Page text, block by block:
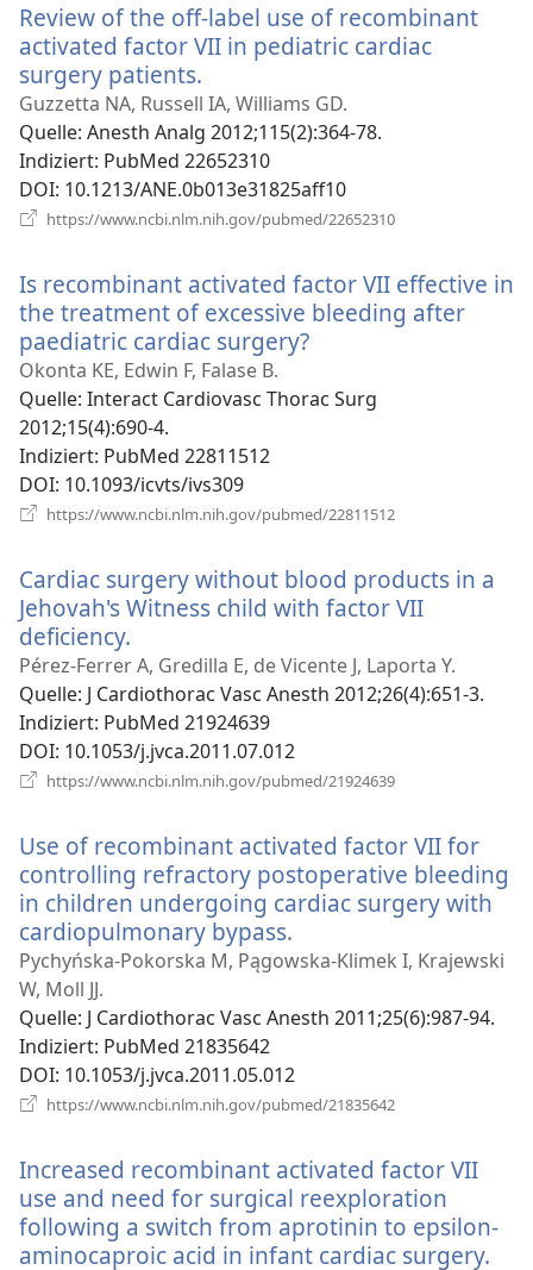
Review of the off-label use of recombinant
activated factor VII in pediatric cardiac
surgery patients.
neues
Fenster)
Guzzetta NA, Russell IA, Williams GD.
Quelle‎: Anesth Analg 2012;115(2):364-78.
Indiziert‎: PubMed 22652310
DOI‎: 10.1213/ANE.0b013e31825aff10
https://www.ncbi.nlm.nih.gov/pubmed/22652310
Is recombinant activated factor VII effective in
the treatment of excessive bleeding after
paediatric cardiac surgery?
Fenster)
Okonta KE, Edwin F, Falase B.
Quelle‎: Interact Cardiovasc Thorac Surg
2012;15(4):690-4.
Indiziert‎: PubMed 22811512
DOI‎: 10.1093/icvts/ivs309
https://www.ncbi.nlm.nih.gov/pubmed/22811512
Cardiac surgery without blood products in a
Jehovah's Witness child with factor VII
deficiency.
neues
Fenster)
Pérez-Ferrer A, Gredilla E, de Vicente J, Laporta Y.
Quelle‎: J Cardiothorac Vasc Anesth 2012;26(4):651-3.
Indiziert‎: PubMed 21924639
DOI‎: 10.1053/j.jvca.2011.07.012
https://www.ncbi.nlm.nih.gov/pubmed/21924639
Use of recombinant activated factor VII for
controlling refractory postoperative bleeding
in children undergoing cardiac surgery with
cardiopulmonary bypass.
neues
Pychyńska-Pokorska M, Pągowska-Klimek I, Krajewski
W, Moll JJ.
Quelle‎: J Cardiothorac Vasc Anesth 2011;25(6):987-94.
Indiziert‎: PubMed 21835642
DOI‎: 10.1053/j.jvca.2011.05.012
https://www.ncbi.nlm.nih.gov/pubmed/21835642
Increased recombinant activated factor VII
use and need for surgical reexploration
following a switch from aprotinin to epsilon-
aminocaproic acid in infant cardiac surgery.